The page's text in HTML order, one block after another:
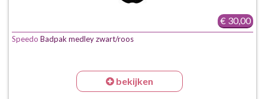
€ 30,00
Speedo Badpak medley zwart/roos
bekijken